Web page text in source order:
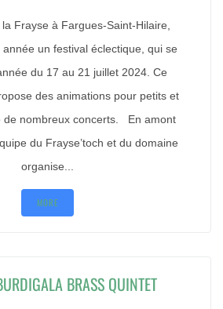
Frayse à Fargues-Saint-Hilaire,
un festival éclectique, qui se
du 17 au 21 juillet 2024. Ce
des animations pour petits et
de nombreux concerts. En amont
du Frayse’toch et du domaine
organise...
MORE
BRASS QUINTET